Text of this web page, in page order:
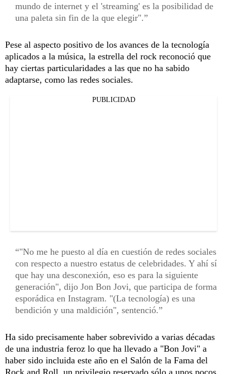
mundo de internet y el 'streaming' es la posibilidad de
una paleta sin fin de la que elegir".
Pese al aspecto positivo de los avances de la tecnología
aplicados a la música, la estrella del rock reconoció que
hay ciertas particularidades a las que no ha sabido
adaptarse, como las redes sociales.
PUBLICIDAD
"No me he puesto al día en cuestión de redes sociales
con respecto a nuestro estatus de celebridades. Y ahí sí
que hay una desconexión, eso es para la siguiente
generación", dijo Jon Bon Jovi, que participa de forma
esporádica en Instagram. "(La tecnología) es una
bendición y una maldición", sentenció.
Ha sido precisamente haber sobrevivido a varias décadas
de una industria feroz lo que ha llevado a "Bon Jovi" a
haber sido incluida este año en el Salón de la Fama del
Rock and Roll, un privilegio reservado sólo a unos pocos